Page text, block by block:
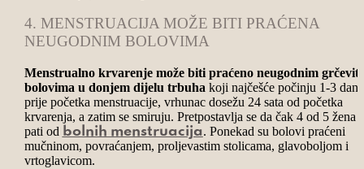
4. MENSTRUACIJA MOŽE BITI PRAĆENA
NEUGODNIM BOLOVIMA
Menstrualno krvarenje može biti praćeno neugodnim
bolovima u donjem dijelu trbuha koji najčešće počinju 1-3 dana
prije početka menstruacije, vrhunac dosežu 24 sata od početka
krvarenja, a zatim se smiruju. Pretpostavlja se da čak 4 od 5 žena
pati od bolnih menstruacija. Ponekad su bolovi praćeni
mučninom, povraćanjem, proljevastim stolicama, glavoboljom i
vrtoglavicom.